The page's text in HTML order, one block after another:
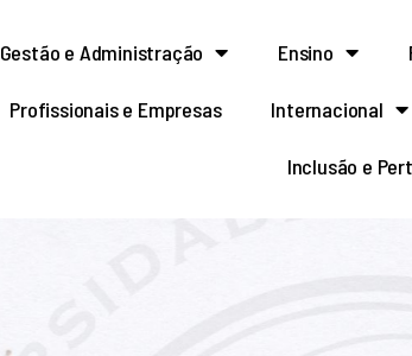
Gestão e Administração Ensino
Profissionais e Empresas Internacional
Inclusão e